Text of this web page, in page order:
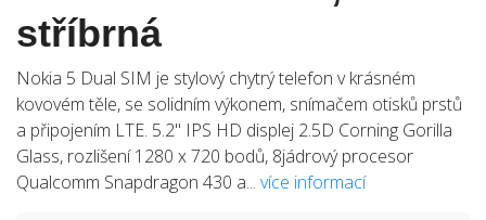
stříbrná
Nokia 5 Dual SIM je stylový chytrý telefon v krásném
kovovém těle, se solidním výkonem, snímačem otisků prstů
a připojením LTE. 5.2" IPS HD displej 2.5D Corning Gorilla
Glass, rozlišení 1280 x 720 bodů, 8jádrový procesor
Qualcomm Snapdragon 430 a... více informací